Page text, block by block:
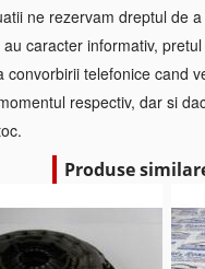
ne rezervam dreptul de
caracter informativ,
convorbirii telefonice cand
respectiv, dar si
Produse